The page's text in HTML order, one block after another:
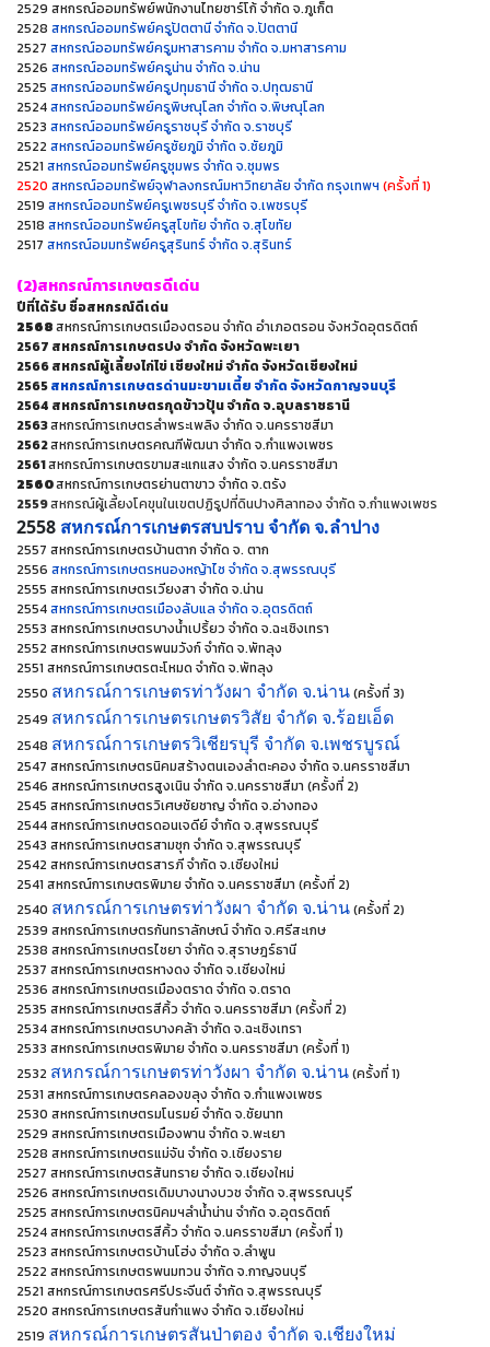
2529 สหกรณ์ออมทรัพย์พนักงานไทยซาร์โก้ จำกัด จ.ภูเก็ต
2528 สหกรณ์ออมทรัพย์ครูปัตตานี จำกัด จ.ปัตตานี
2527 สหกรณ์ออมทรัพย์ครูมหาสารคาม จำกัด จ.มหาสารคาม
2526 สหกรณ์ออมทรัพย์ครูน่าน จำกัด จ.น่าน
2525 สหกรณ์ออมทรัพย์ครูปทุมธานี จำกัด จ.ปทุฒธานี
2524สหกรณ์ออมทรัพย์ครูพิษณุโลก จำกัด จ.พิษณุโลก
2523 สหกรณ์ออมทรัพย์ครูราชบุรี จำกัด จ.ราชบุรี
2522 สหกรณ์ออมทรัพย์ครูชัยภูมิ จำกัด จ.ชัยภูมิ
2521 สหกรณ์ออมทรัพย์ครูชุมพร จำกัด จ.ชุมพร
2520 สหกรณ์ออมทรัพย์จุฬาลงกรณ์มหาวิทยาลัย จำกัด กรุงเทพฯ (ครั้งที่ 1)
2519 สหกรณ์ออมทรัพย์ครูเพชรบุรี จำกัด จ.เพชรบุรี
2518 สหกรณ์ออมทรัพย์ครูสุโขทัย จำกัด จ.สุโขทัย
2517 สหกรณ์อมมทรัพย์ครูสุรินทร์ จำกัด จ.สุรินทร์
(2)สหกรณ์การเกษตรดีเด่น
ปีที่ได้รับ ชื่อสหกรณ์ดีเด่น
2568สหกรณ์การเกษตรเมืองตรอน จำกัด อำเภอตรอน จังหวัดอุตรดิตถ์
2567 สหกรณ์การเกษตรปง จำกัด จังหวัดพะเยา
2566 สหกรณ์ผู้เลี้ยงไก่ไข่ เชียงใหม่ จำกัด จังหวัดเชียงใหม่
2565สหกรณ์การเกษตรด่านมะขามเตี้ย จำกัด จังหวัดกาญจนบุรี
2564 สหกรณ์การเกษตรกุดข้าวปุ้น จำกัด จ.อุบลราชธานี
2563สหกรณ์การเกษตรลำพระเพลิง จำกัด จ.นครราชสีมา
2562สหกรณ์การเกษตรคณฑีพัฒนา จำกัด จ.กำแพงเพชร
2561สหกรณ์การเกษตรขามสะแกแสง จำกัด จ.นครราชสีมา
2560สหกรณ์การเกษตรย่านตาขาว จำกัด จ.ตรัง
2559สหกรณ์ผู้เลี้ยงโคขุนในเขตปฏิรูปที่ดินปางศิลาทอง จำกัด จ.กำแพงเพชร
2558 สหกรณ์การเกษตรสบปราบ จำกัด จ.ลำปาง
2557 สหกรณ์การเกษตรบ้านตาก จำกัด จ. ตาก
2556 สหกรณ์การเกษตรหนองหญ้าไซ จำกัด จ.สุพรรณบุรี
2555 สหกรณ์การเกษตรเวียงสา จำกัด จ.น่าน
2554สหกรณ์การเกษตรเมืองลับแล จำกัด จ.อุตรดิตถ์
2553 สหกรณ์การเกษตรบางน้ำเปริ้ยว จำกัด จ.ฉะเชิงเทรา
2552 สหกรณ์การเกษตรพนมวังก์ จำกัด จ.พัทลุง
2551 สหกรณ์การเกษตรตะโหมด จำกัด จ.พัทลุง
2550 สหกรณ์การเกษตรท่าวังผา จำกัด จ.น่าน(ครั้งที่ 3)
2549 สหกรณ์การเกษตรเกษตรวิสัย จำกัด จ.ร้อยเอ็ด
2548 สหกรณ์การเกษตรวิเชียรบุรี จำกัด จ.เพชรบูรณ์
2547 สหกรณ์การเกษตรนิคมสร้างตนเองลำตะคอง จำกัด จ.นครราชสีมา
2546 สหกรณ์การเกษตรสูงเนิน จำกัด จ.นครราชสีมา (ครั้งที่ 2)
2545 สหกรณ์การเกษตรวิเศษชัยชาญ จำกัด จ.อ่างทอง
2544 สหกรณ์การเกษตรดอนเจดีย์ จำกัด จ.สุพรรณบุรี
2543 สหกรณ์การเกษตรสามชุก จำกัด จ.สุพรรณบุรี
2542 สหกรณ์การเกษตรสารภี จำกัด จ.เชียงใหม่
2541 สหกรณ์การเกษตรพิมาย จำกัด จ.นครราชสีมา (ครั้งที่ 2)
2540 สหกรณ์การเกษตรท่าวังผา จำกัด จ.น่าน(ครั้งที่ 2)
2539 สหกรณ์การเกษตรกันทราลักษณ์ จำกัด จ.ศรีสะเกษ
2538 สหกรณ์การเกษตรไชยา จำกัด จ.สุราษฎร์ธานี
2537 สหกรณ์การเกษตรหางดง จำกัด จ.เชียงใหม่
2536 สหกรณ์การเกษตรเมืองตราด จำกัด จ.ตราด
2535 สหกรณ์การเกษตรสีคิ้ว จำกัด จ.นครราชสีมา (ครั้งที่ 2)
2534 สหกรณ์การเกษตรบางคล้า จำกัด จ.ฉะเชิงเทรา
2533 สหกรณ์การเกษตรพิมาย จำกัด จ.นครราชสีมา (ครั้งที่ 1)
2532 สหกรณ์การเกษตรท่าวังผา จำกัด จ.น่าน(ครั้งที่ 1)
2531 สหกรณ์การเกษตรคลองขลุง จำกัด จ.กำแพงเพชร
2530 สหกรณ์การเกษตรมโนรมย์ จำกัด จ.ชัยนาท
2529 สหกรณ์การเกษตรเมืองพาน จำกัด จ.พะเยา
2528 สหกรณ์การเกษตรแม่จัน จำกัด จ.เชียงราย
2527 สหกรณ์การเกษตรสันทราย จำกัด จ.เชียงใหม่
2526 สหกรณ์การเกษตรเดิมบางนางบวช จำกัด จ.สุพรรณบุรี
2525 สหกรณ์การเกษตรนิคมฯลำน้ำน่าน จำกัด จ.อุตรดิตถ์
2524 สหกรณ์การเกษตรสีคิ้ว จำกัด จ.นครราขสีมา (ครั้งที่ 1)
2523 สหกรณ์การเกษตรบ้านโฮ่ง จำกัด จ.ลำพูน
2522 สหกรณ์การเกษตรพนมทวน จำกัด จ.กาญจนบุรี
2521 สหกรณ์การเกษตรศรีประจีนต์ จำกัด จ.สุพรรณบุรี
2520 สหกรณ์การเกษตรสันกำแพง จำกัด จ.เชียงใหม่
2519 สหกรณ์การเกษตรสันป่าตอง จำกัด จ.เชียงใหม่